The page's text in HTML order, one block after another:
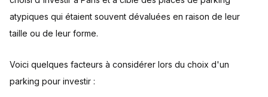
atypiques qui étaient souvent dévaluées en raison de leur
taille ou de leur forme.
Voici quelques facteurs à considérer lors du choix d'un
parking pour investir :